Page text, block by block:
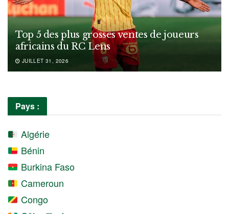
Top 5 des plus grosses ventes de joueurs
africains du RC Lens
JUILLET 31, 2026
Pays :
Algérie
Bénin
Burkina Faso
Cameroun
Congo